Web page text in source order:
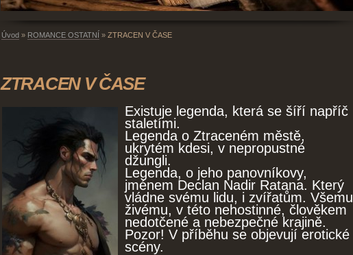
Úvod » ROMANCE OSTATNÍ » ZTRACEN V ČASE
ZTRACEN V ČASE
Existuje legenda, která se šíří napříč
staletími.
Legenda o Ztraceném městě,
ukrytém kdesi, v nepropustné
džungli.
Legenda, o jeho panovníkovy,
jménem Declan Nadir Ratana. Který
vládne svému lidu, i zvířatům. Všemu
živému, v této nehostinné, člověkem
nedotčené a nebezpečné krajině.
Pozor! V příběhu se objevují erotické
scény.